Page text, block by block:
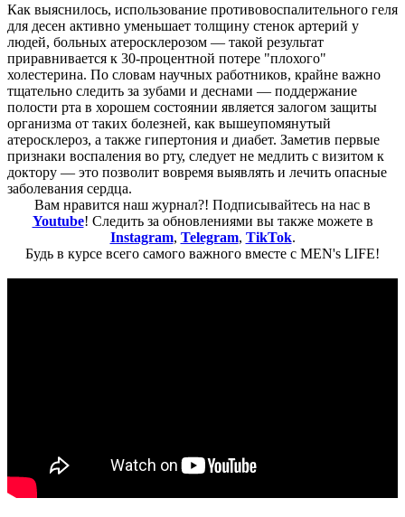
Как выяснилось, использование противовоспалительного геля
для десен активно уменьшает толщину стенок артерий у
людей, больных атеросклерозом — такой результат
приравнивается к 30-процентной потере "плохого"
холестерина. По словам научных работников, крайне важно
тщательно следить за зубами и деснами — поддержание
полости рта в хорошем состоянии является залогом защиты
организма от таких болезней, как вышеупомянутый
атеросклероз, а также гипертония и диабет. Заметив первые
признаки воспаления во рту, следует не медлить с визитом к
доктору — это позволит вовремя выявлять и лечить опасные
заболевания сердца.
Вам нравится наш журнал?! Подписывайтесь на нас в
Youtube! Следить за обновлениями вы также можете в
Instagram, Telegram, TikTok.
Будь в курсе всего самого важного вместе с MEN's LIFE!